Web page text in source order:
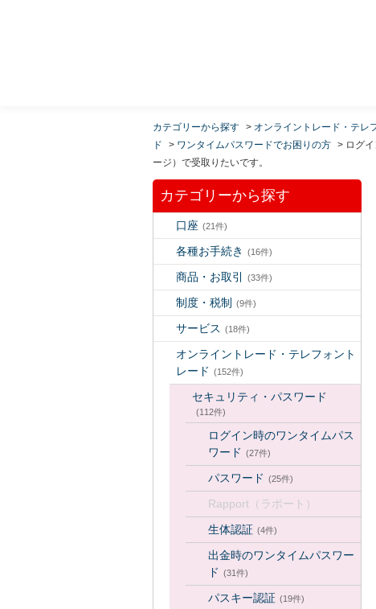
カテゴリーから探す > オンライントレード・テレ
ド
> ワンタイムパスワードでお困りの方 > ログ
ージ）で受取りたいです。
カテゴリーから探す
口座 (21件)
各種お手続き (16件)
商品・お取引 (33件)
制度・税制 (9件)
サービス (18件)
オンライントレード・テレフォント
レード (152件)
セキュリティ・パスワード
(112件)
ログイン時のワンタイムパス
ワード (27件)
パスワード (25件)
Rapport（ラポート）
生体認証 (4件)
出金時のワンタイムパスワー
ド (31件)
パスキー認証 (19件)